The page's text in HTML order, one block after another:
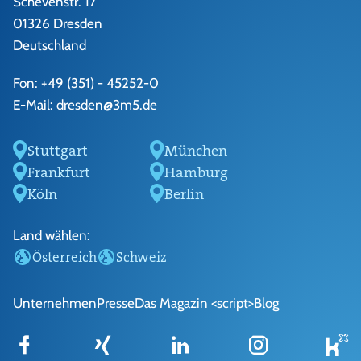
01326 Dresden
Deutschland
Fon: +49 (351) - 45252-0
E-Mail: dresden@3m5.de
Stuttgart
München
Frankfurt
Hamburg
Köln
Berlin
Land wählen:
Österreich Schweiz
UnternehmenPresseDas Magazin <script>Blog